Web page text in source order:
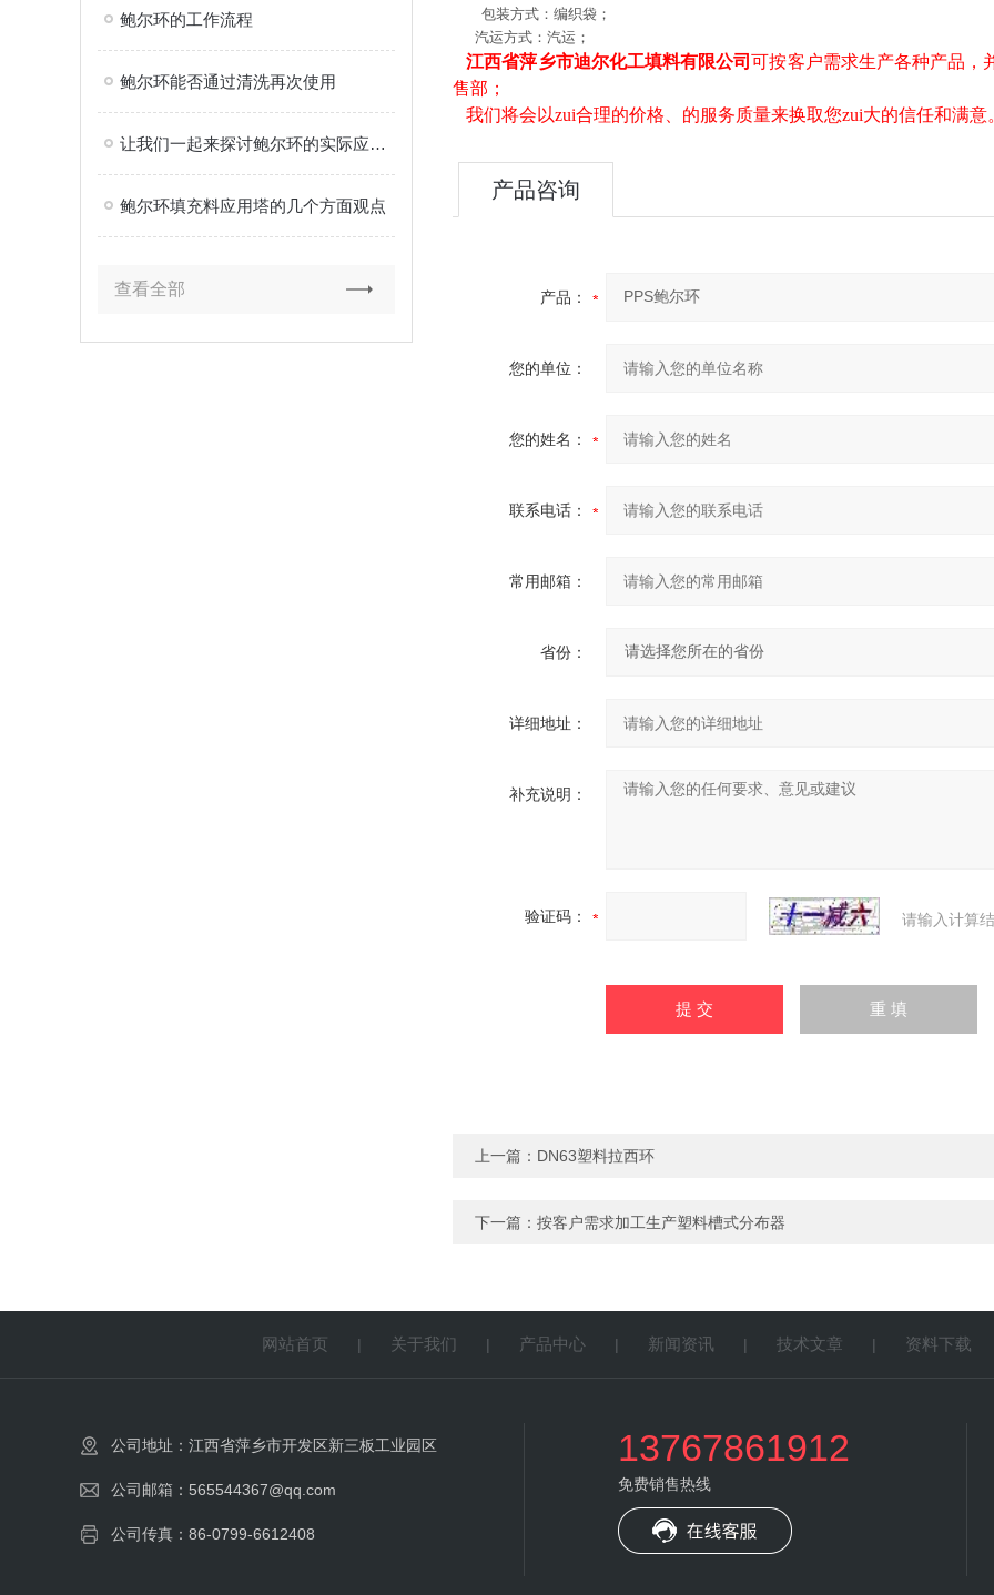
鲍尔环的工作流程
鲍尔环能否通过清洗再次使用
让我们一起来探讨鲍尔环的实际应用效果如何
鲍尔环填充料应用塔的几个方面观点
查看全部
包装方式：编织袋；
汽运方式：汽运；
江西省萍乡市迪尔化工填料有限公司可按客户需求生产各种产品，
售部；
我们将会以zui合理的价格、的服务质量来换取您zui大的信任和满意
产品咨询
产品：
您的单位：
您的姓名：
联系电话：
常用邮箱：
省份：
详细地址：
补充说明：
验证码： 请输入计算
上一篇： DN63塑料拉西环
下一篇： 按客户需求加工生产塑料槽式分布器
网站首页 | 关于我们 | 产品中心 | 新闻资讯 | 技术文章 | 资料下载
公司地址：江西省萍乡市开发区新三板工业园区
公司邮箱：565544367@qq.com
公司传真：86-0799-6612408
13767861912
免费销售热线